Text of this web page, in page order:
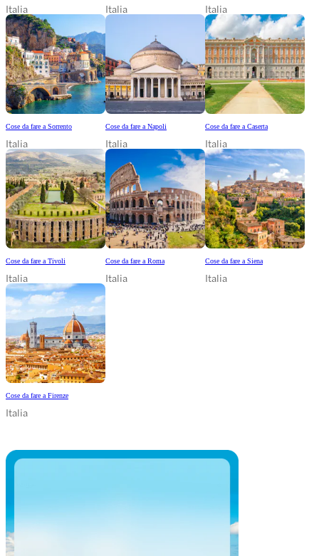
Italia Italia Italia
Cose da fare a Sorrento
Italia
Cose da fare a Napoli
Italia
Cose da fare a Caserta
Italia
Cose da fare a Tivoli
Italia
Cose da fare a Roma
Italia
Cose da fare a Siena
Italia
Cose da fare a Firenze
Italia